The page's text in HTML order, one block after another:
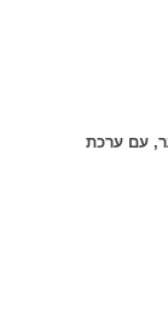
עם ערכת